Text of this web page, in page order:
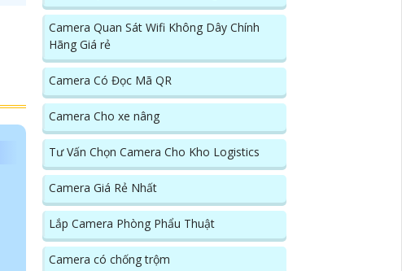
Camera Quan Sát Wifi Không Dây Chính
Hãng Giá rẻ
Camera Có Đọc Mã QR
Camera Cho xe nâng
Tư Vấn Chọn Camera Cho Kho Logistics
Camera Giá Rẻ Nhất
Lắp Camera Phòng Phẩu Thuật
Camera có chống trộm